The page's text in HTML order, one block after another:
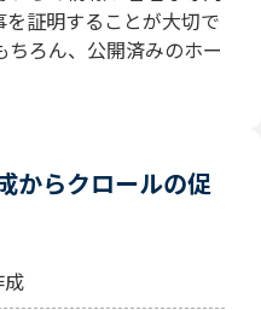
証明することが大切で
ろん、公開済みのホー
からクロールの促
成